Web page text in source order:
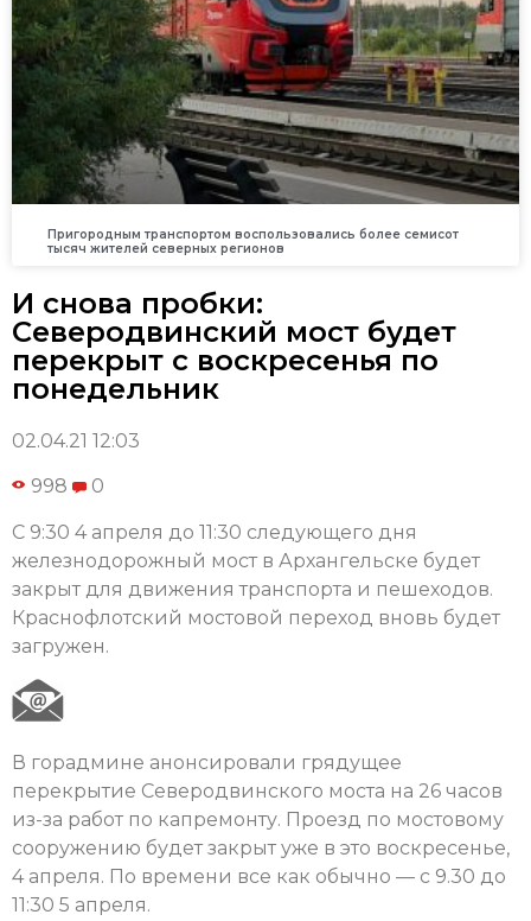
Пригородным транспортом воспользовались более семисот
тысяч жителей северных регионов
И снова пробки:
Северодвинский мост будет
перекрыт с воскресенья по
понедельник
02.04.21 12:03
998 0
С 9:30 4 апреля до 11:30 следующего дня
железнодорожный мост в Архангельске будет
закрыт для движения транспорта и пешеходов.
Краснофлотский мостовой переход вновь будет
загружен.
В горадмине анонсировали грядущее
перекрытие Северодвинского моста на 26 часов
из-за работ по капремонту. Проезд по мостовому
сооружению будет закрыт уже в это воскресенье,
4 апреля. По времени все как обычно — с 9.30 до
11:30 5 апреля.